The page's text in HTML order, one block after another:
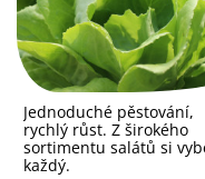
Jednoduché pěstování,
rychlý růst. Z širokého
sortimentu salátů si
každý.